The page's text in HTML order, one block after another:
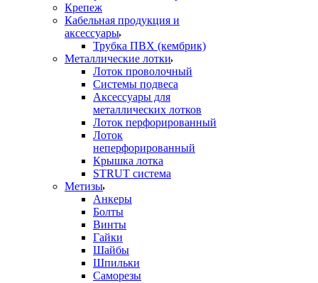
Крепеж
Кабельная продукция и
аксессуары
Трубка ПВХ (кембрик)
Металлические лотки
Лоток проволочный
Системы подвеса
Аксессуары для
металлических лотков
Лоток перфорированный
Лоток
неперфорированный
Крышка лотка
STRUT система
Метизы
Анкеры
Болты
Винты
Гайки
Шайбы
Шпильки
Саморезы